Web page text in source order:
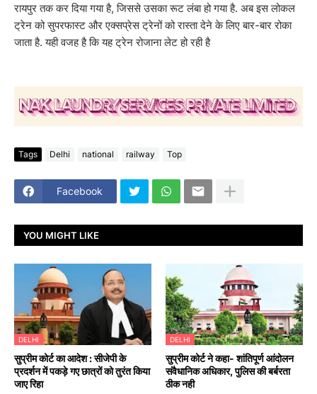
रायपुर तक कर दिया गया है, जिससे उसका रूट लंबा हो गया है. अब इस लोकल
ट्रेन को सुपरफास्ट और एक्सप्रेस ट्रेनों को रास्ता देने के लिए बार-बार रोका
जाता है. यही वजह है कि यह ट्रेन रोजाना लेट हो रही है
Tags Delhi national railway Top
Facebook
YOU MIGHT LIKE
DELHI
सुप्रीम कोर्ट का आदेश : सीजेपी के
प्रदर्शन में पकड़े गए छात्रों को तुरंत किया
जाए रिहा
DELHI
सुप्रीम कोर्ट ने कहा- शांतिपूर्ण आंदोलन
संवैधानिक अधिकार, पुलिस की बर्बरता
ठीक नही